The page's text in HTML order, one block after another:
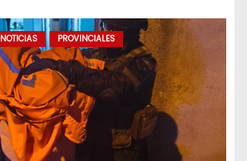
NOTICIAS PROVINCIALES